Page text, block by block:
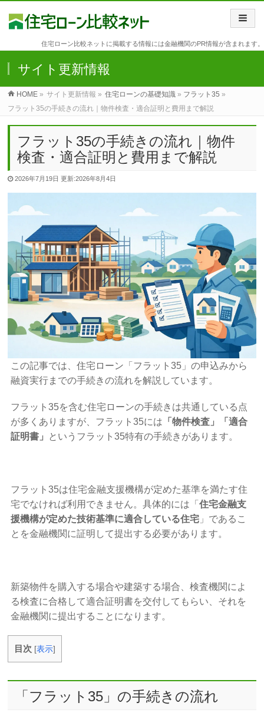
住宅ローン比較ネットに掲載する情報には金融機関のPR情報が含まれます。
サイト更新情報
HOME » サイト更新情報 » 住宅ローンの基礎知識 » フラット35 »
フラット35の手続きの流れ｜物件検査・適合証明と費用まで解説
フラット35の手続きの流れ｜物件
検査・適合証明と費用まで解説
2026年7月19日更新:2026年8月4日
この記事では、住宅ローン「フラット35」の申込みから
融資実行までの手続きの流れを解説しています。
フラット35を含む住宅ローンの手続きは共通している点
が多くありますが、フラット35には 「物件検査」「適合
証明書」
というフラット35特有の手続きがあります。
フラット35は住宅金融支援機構が定めた基準を満たす住
宅でなければ利用できません。具体的には「住宅金融支
援機構が定めた技術基準に適合している住宅 」であるこ
とを金融機関に証明して提出する必要があります。
新築物件を購入する場合や建築する場合、検査機関によ
る検査に合格して適合証明書を交付してもらい、それを
金融機関に提出することになります。
目次 [表示]
「フラット35」の手続きの流れ